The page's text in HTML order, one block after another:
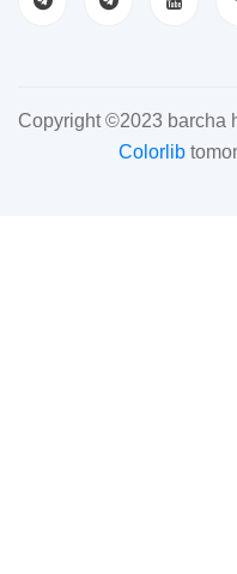
Copyright ©2023 barcha
Colorlib